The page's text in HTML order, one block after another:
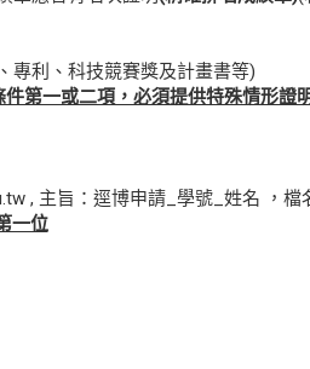
利、科技競賽獎及計畫書等)
第一或二項，必須提供特殊情形證
, 主旨：逕博申請_學號_姓名 ，檔
一位